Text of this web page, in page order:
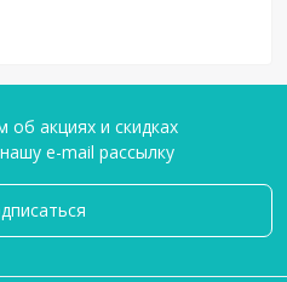
об акциях и скидках
e-mail рассылку